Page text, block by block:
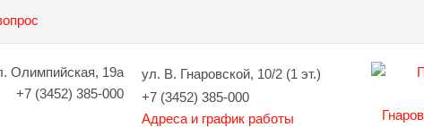
Олимпийская, 19а
+7 (3452) 385-000
ул. В. Гнаровской, 10/2 (1 эт.)
+7 (3452) 385-000
Адреса и график работы